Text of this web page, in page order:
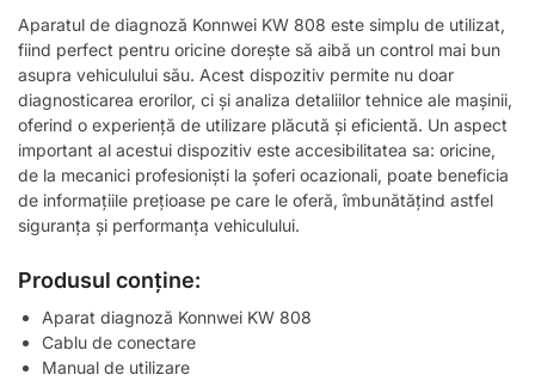
Aparatul de diagnoză Konnwei KW 808 este simplu de utilizat,
fiind perfect pentru oricine dorește să aibă un control mai bun
asupra vehiculului său. Acest dispozitiv permite nu doar
diagnosticarea erorilor, ci și analiza detaliilor tehnice ale mașinii,
oferind o experiență de utilizare plăcută și eficientă. Un aspect
important al acestui dispozitiv este accesibilitatea sa: oricine,
de la mecanici profesioniști la șoferi ocazionali, poate beneficia
de informațiile prețioase pe care le oferă, îmbunătățind astfel
siguranța și performanța vehiculului.
Produsul conține:
Aparat diagnoză Konnwei KW 808
Cablu de conectare
Manual de utilizare